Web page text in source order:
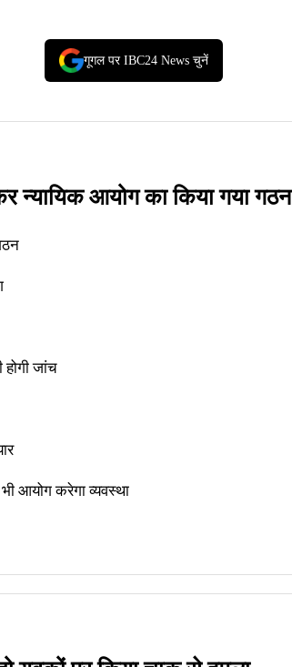
गूगल पर IBC24 News चुनें
न्यायिक आयोग का किया गया गठन
जांच
आयोग करेगा व्यवस्था